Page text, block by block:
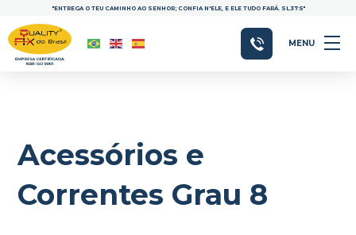
"ENTREGA O TEU CAMINHO AO SENHOR; CONFIA N'ELE, E ELE TUDO FARÁ. SL.37:5"
MENU
Acessórios e
Correntes Grau 8